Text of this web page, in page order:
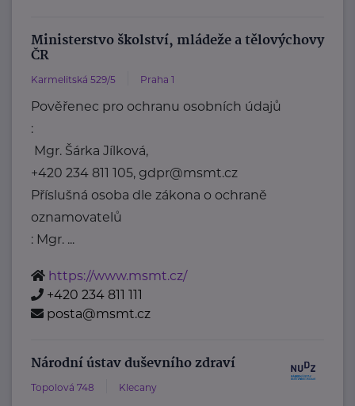
Ministerstvo školství, mládeže a tělovýchovy
ČR
Karmelitská 529/5 Praha 1
Pověřenec pro ochranu osobních údajů
:
Mgr. Šárka Jílková,
+420 234 811 105, gdpr@msmt.cz
Příslušná osoba dle zákona o ochraně
oznamovatelů
: Mgr. ...
https://www.msmt.cz/
+420 234 811 111
posta@msmt.cz
Národní ústav duševního zdraví
Topolová 748 Klecany